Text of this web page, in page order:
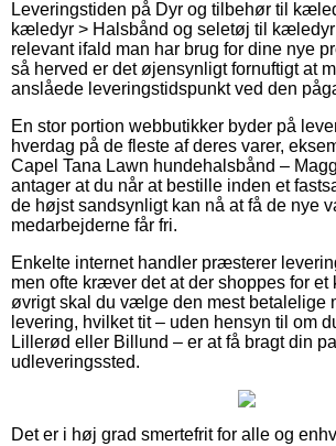
Leveringstiden på Dyr og tilbehør til
kæledyr > Halsbånd og seletøj til
relevant ifald man har brug for dine nye
så herved er det øjensynligt fornuftigt at
anslåede leveringstidspunkt ved den
En stor portion webbutikker byder på
hverdag på de fleste af deres varer,
Capel Tana Lawn hundehalsbånd –
antager at du når at bestille inden et
de højst sandsynligt kan nå at få de nye
medarbejderne får fri.
Enkelte internet handler præsterer
men ofte kræver det at der shoppes for et
øvrigt skal du vælge den mest betalelige
levering, hvilket tit – uden hensyn til om
Lillerød eller Billund – er at få bragt din
udleveringssted.
Det er i høj grad smertefrit for alle og